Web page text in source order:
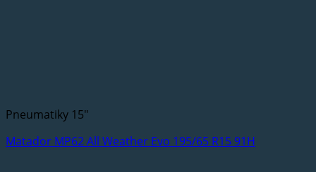
Pneumatiky 15"
Matador MP62 All Weather Evo 195/65 R15 91H